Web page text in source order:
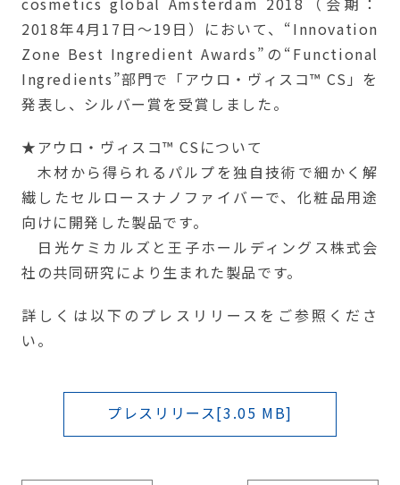
2018年4月17日～19日）において、“Innovation
Zone Best Ingredient Awards”の“Functional
Ingredients”部門で「アウロ・ヴィスコ™ CS」を
発表し、シルバー賞を受賞しました。
★アウロ・ヴィスコ™ CSについて
木材から得られるパルプを独自技術で細かく解
繊したセルロースナノファイバーで、化粧品用途
向けに開発した製品です。
日光ケミカルズと王子ホールディングス株式会
社の共同研究により生まれた製品です。
詳しくは以下のプレスリリースをご参照くださ
い。
プレスリリース[3.05 MB]